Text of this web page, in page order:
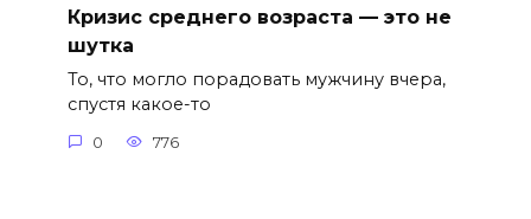
Кризис среднего возраста — это не
шутка
То, что могло порадовать мужчину вчера,
спустя какое-то
0 776